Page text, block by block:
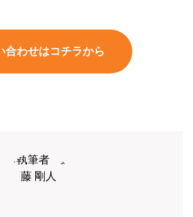
合わせはコチラから